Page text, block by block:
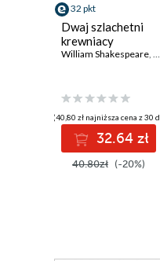
32 pkt
Dwaj szlachetni
krewniacy
William Shakespeare,
(40,80 zł najniższa cena z 30
32.64 zł
40.80zł (-20%)